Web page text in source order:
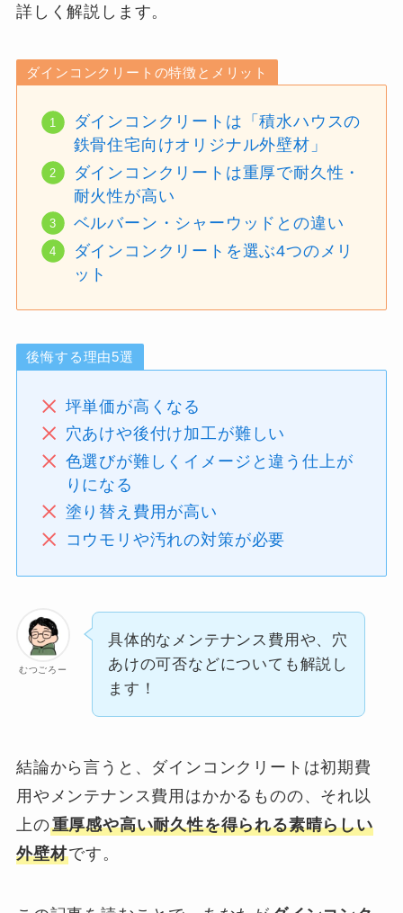
詳しく解説します。
ダインコンクリートの特徴とメリット
ダインコンクリートは「積水ハウスの
鉄骨住宅向けオリジナル外壁材」
ダインコンクリートは重厚で耐久性・
耐火性が高い
ベルバーン・シャーウッドとの違い
ダインコンクリートを選ぶ4つのメリ
ット
後悔する理由5選
坪単価が高くなる
穴あけや後付け加工が難しい
色選びが難しくイメージと違う仕上が
りになる
塗り替え費用が高い
コウモリや汚れの対策が必要
むつごろー
具体的なメンテナンス費用や、穴
あけの可否などについても解説し
ます！
結論から言うと、ダインコンクリートは初期費
用やメンテナンス費用はかかるものの、それ以
上の重厚感や高い耐久性を得られる素晴らしい
外壁材です。